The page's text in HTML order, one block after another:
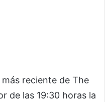
reciente de The
de las 19:30 horas la